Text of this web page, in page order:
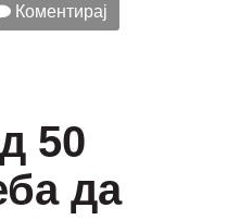
Коментирај
50
да